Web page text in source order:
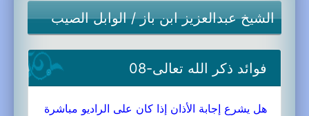
الشيخ عبدالعزيز ابن باز/الوابل الصيب
فوائد ذكر الله تعالى-08
هل يشرع إجابة الأذان إذا كان على الراديو مباشرة